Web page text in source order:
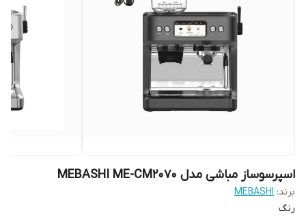
اسپرسوساز مباشی مدل MEBASHI ME-CM2070
برند: MEBASHI
رنگ